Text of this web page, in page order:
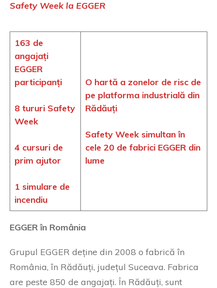
Safety Week la EGGER
163 de
angajați
EGGER
participanți
8 tururi Safety
Week
4 cursuri de
prim ajutor
1 simulare de
incendiu
O hartă a zonelor de risc de
pe platforma industrială din
Rădăuți
Safety Week simultan în
cele 20 de fabrici EGGER din
lume
EGGER în România
Grupul EGGER deține din 2008 o fabrică în
România, în Rădăuți, județul Suceava. Fabrica
are peste 850 de angajați. În Rădăuți, sunt